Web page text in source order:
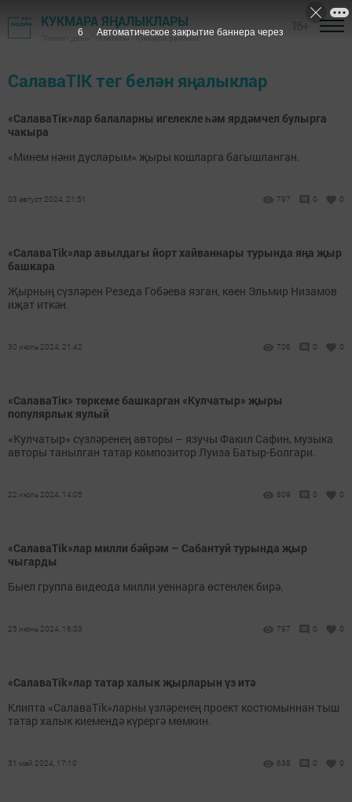
КУКМАРА ЯҢАЛЫКЛАРЫ
"Хезмәт даны" газетасы - Кукмара районы
СалаваTIK тег белән яңалыклар
«СалаваTiк»лар балаларны игелекле һәм ярдәмчел булырга
чакыра
«Минем нәни дусларым» җыры кошларга багышланган.
03 август 2024, 21:51 797 0 0
«CалаваTik»лар авылдагы йорт хайваннары турында яңа җыр
башкара
Җырның сүзләрен Резеда Гобәева язган, көен Эльмир Низамов
иҗат иткән.
30 июль 2024, 21:42 706 0 0
«СалаваТік» төркеме башкарган «Кулчатыр» җыры
популярлык яулый
«Кулчатыр» сүзләренең авторы – язучы Факил Сафин, музыка
авторы танылган татар композитор Луиза Батыр-Болгари.
22 июль 2024, 14:05 809 0 0
«CалаваTik»лар милли бәйрәм – Сабантуй турында җыр
чыгарды
Быел группа видеода милли уеннарга өстенлек бирә.
25 июнь 2024, 16:03 797 0 0
«СалаваTik»лар татар халык җырларын үз итә
Клипта «СалаваTik»ларны үзләренең проект костюмыннан тыш
татар халык киемендә күрергә мөмкин.
31 май 2024, 17:10 638 0 0
5 Автоматическое закрытие баннера через